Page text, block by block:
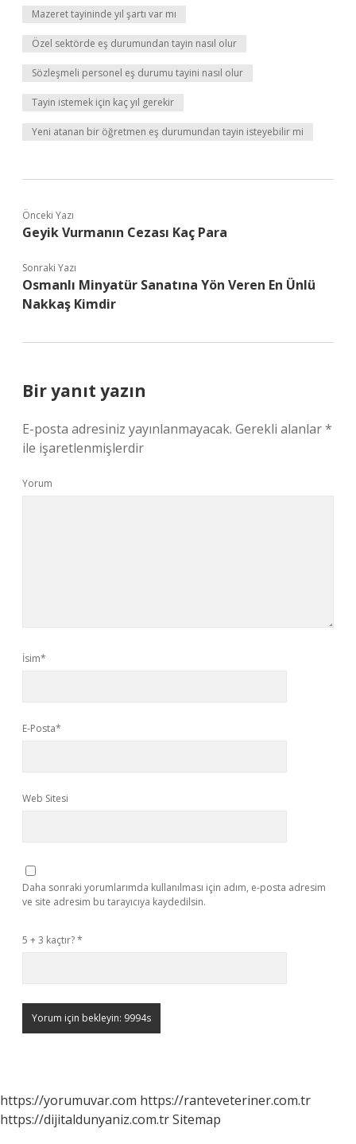
Mazeret tayininde yıl şartı var mı
Özel sektörde eş durumundan tayin nasıl olur
Sözleşmeli personel eş durumu tayini nasıl olur
Tayin istemek için kaç yıl gerekir
Yeni atanan bir öğretmen eş durumundan tayin isteyebilir mi
Önceki Yazı
Geyik Vurmanın Cezası Kaç Para
Sonraki Yazı
Osmanlı Minyatür Sanatına Yön Veren En Ünlü
Nakkaş Kimdir
Bir yanıt yazın
E-posta adresiniz yayınlanmayacak. Gerekli alanlar*
ile işaretlenmişlerdir
Yorum
İsim*
E-Posta*
Web Sitesi
Daha sonraki yorumlarımda kullanılması için adım, e-posta adresim
ve site adresim bu tarayıcıya kaydedilsin.
5 + 3 kaçtır?*
https://yorumuvar.com https://ranteveteriner.com.tr
https://dijitaldunyaniz.com.trSitemap